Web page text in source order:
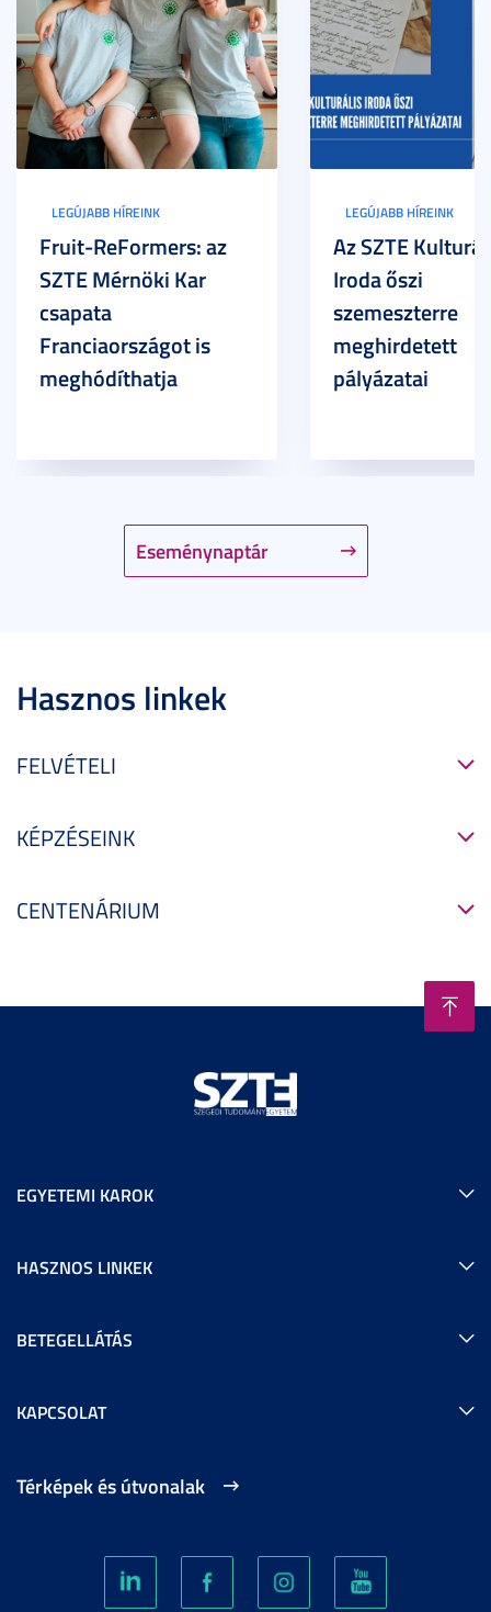
Eseménynaptár
LEGÚJABB HÍREINK
Fruit-ReFormers: az
SZTE Mérnöki Kar
csapata
Franciaországot is
meghódíthatja
LEGÚJABB HÍREINK
Az SZTE
Iroda őszi
szemeszterre
meghirdetett
pályázatai
Hasznos linkek
FELVÉTELI
KÉPZÉSEINK
CENTENÁRIUM
EGYETEMI KAROK
HASZNOS LINKEK
BETEGELLÁTÁS
KAPCSOLAT
Térképek és útvonalak